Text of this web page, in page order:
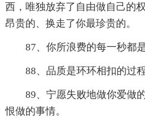
西，唯独放弃了自由做自己的
昂贵的、换走了你最珍贵的。
87、你所浪费的每一秒都
88、品质是环环相扣的过程
89、宁愿失败地做你爱做
恨做的事情。